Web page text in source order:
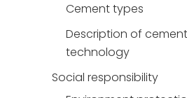
Cement types
Description of
technology
Social responsibility